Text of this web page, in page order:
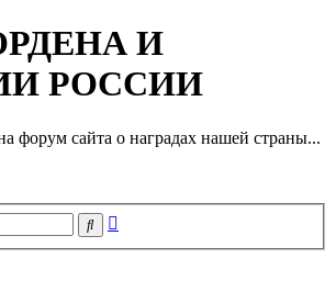
И
РОССИИ
форум сайта о наградах нашей страны...
Поиск